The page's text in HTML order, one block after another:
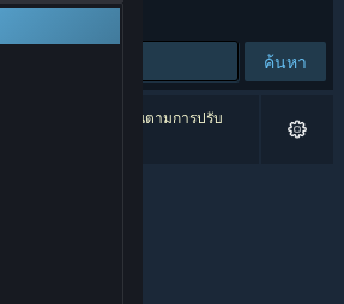
ค้นหา
ผลิตภัณฑ์ได้ถูกละเว้นตามการปรับ